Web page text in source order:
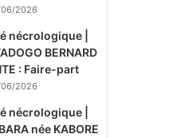
2026
nécrologique |
BERNARD
: Faire-part
2026
nécrologique |
née KABORE